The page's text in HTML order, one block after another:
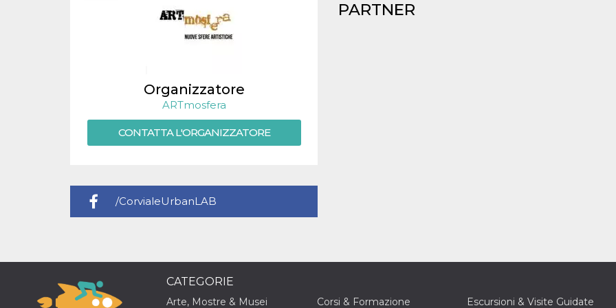
Organizzatore
ARTmosfera
CONTATTA L'ORGANIZZATORE
/CorvialeUrbanLAB
PARTNER
CATEGORIE
Arte, Mostre & Musei Corsi & Formazione Escursioni & Visite Guidate